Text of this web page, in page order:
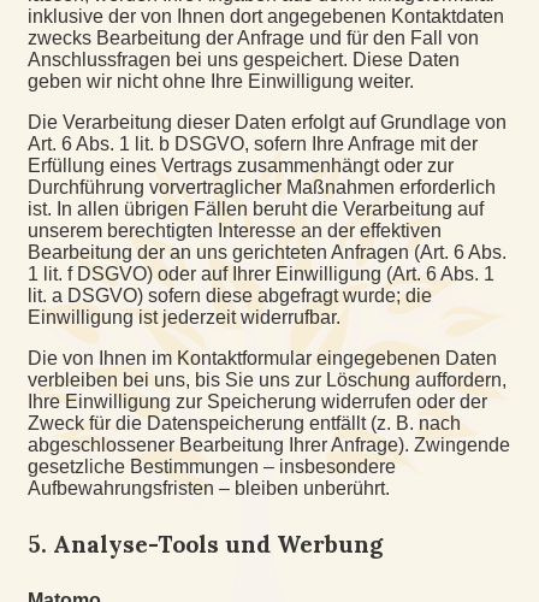
inklusive der von Ihnen dort angegebenen Kontaktdaten
zwecks Bearbeitung der Anfrage und für den Fall von
Anschlussfragen bei uns gespeichert. Diese Daten
geben wir nicht ohne Ihre Einwilligung weiter.
Die Verarbeitung dieser Daten erfolgt auf Grundlage von
Art. 6 Abs. 1 lit. b DSGVO, sofern Ihre Anfrage mit der
Erfüllung eines Vertrags zusammenhängt oder zur
Durchführung vorvertraglicher Maßnahmen erforderlich
ist. In allen übrigen Fällen beruht die Verarbeitung auf
unserem berechtigten Interesse an der effektiven
Bearbeitung der an uns gerichteten Anfragen (Art. 6 Abs.
1 lit. f DSGVO) oder auf Ihrer Einwilligung (Art. 6 Abs. 1
lit. a DSGVO) sofern diese abgefragt wurde; die
Einwilligung ist jederzeit widerrufbar.
Die von Ihnen im Kontaktformular eingegebenen Daten
verbleiben bei uns, bis Sie uns zur Löschung auffordern,
Ihre Einwilligung zur Speicherung widerrufen oder der
Zweck für die Datenspeicherung entfällt (z. B. nach
abgeschlossener Bearbeitung Ihrer Anfrage). Zwingende
gesetzliche Bestimmungen – insbesondere
Aufbewahrungsfristen – bleiben unberührt.
5. Analyse-Tools und Werbung